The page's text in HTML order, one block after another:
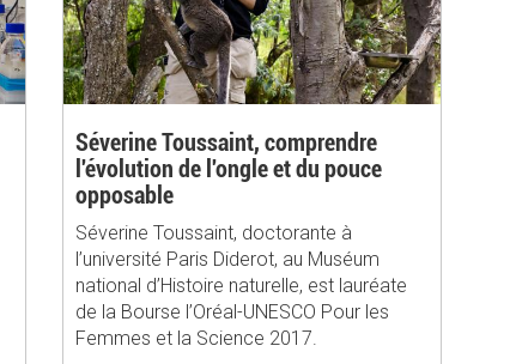
Séverine Toussaint, comprendre
l'évolution de l'ongle et du pouce
opposable
Séverine Toussaint, doctorante à
l’université Paris Diderot, au Muséum
national d’Histoire naturelle, est lauréate
de la Bourse l’Oréal-UNESCO Pour les
Femmes et la Science 2017.